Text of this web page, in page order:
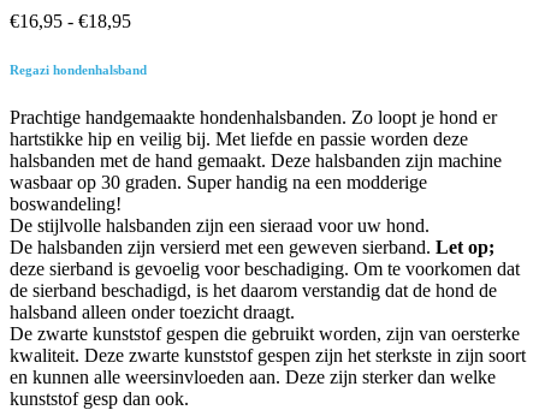
€16,95 - €18,95Prijsklasse:
tot
Regazi hondenhalsband
Prachtige handgemaakte hondenhalsbanden. Zo loopt je hond er
hartstikke hip en veilig bij. Met liefde en passie worden deze
halsbanden met de hand gemaakt. Deze halsbanden zijn machine
wasbaar op 30 graden. Super handig na een modderige
boswandeling!
De stijlvolle halsbanden zijn een sieraad voor uw hond.
De halsbanden zijn versierd met een geweven sierband. Let op;
deze sierband is gevoelig voor beschadiging. Om te voorkomen dat
de sierband beschadigd, is het daarom verstandig dat de hond de
halsband alleen onder toezicht draagt.
De zwarte kunststof gespen die gebruikt worden, zijn van oersterke
kwaliteit. Deze zwarte kunststof gespen zijn het sterkste in zijn soort
en kunnen alle weersinvloeden aan. Deze zijn sterker dan welke
kunststof gesp dan ook.